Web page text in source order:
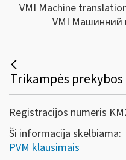
VMI Machine
VMI Машинний
Registracijos numeris
Ši informacija skelbiama:
PVM klausimais